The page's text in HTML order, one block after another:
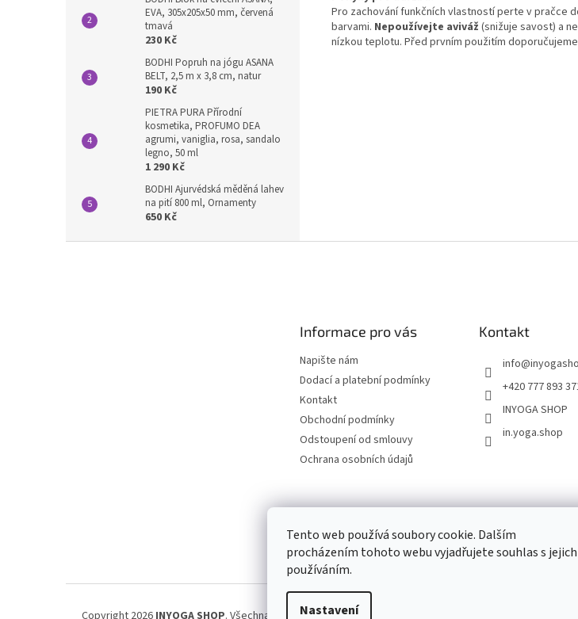
Tento web používá soubory cookie. Dalším
procházením tohoto webu vyjadřujete souhlas s jejich
používáním.
Nastavení
EVA, 305x205x50 mm, červená
tmavá
230 Kč
BODHI Popruh na jógu ASANA
BELT, 2,5 m x 3,8 cm, natur
190 Kč
PIETRA PURA Přírodní
kosmetika, PROFUMO DEA
agrumi, vaniglia, rosa, sandalo
legno, 50 ml
1 290 Kč
BODHI Ajurvédská měděná lahev
na pití 800 ml, Ornamenty
650 Kč
Pro zachování funkčních vlastností perte v pračce
barvami. Nepoužívejte aviváž (snižuje savost) a
nízkou teplotu. Před prvním použitím
Informace pro vás
Napište nám
Dodací a platební podmínky
Kontakt
Obchodní podmínky
Odstoupení od smlouvy
Ochrana osobních údajů
Kontakt
info@
+420 777 893
INYOGA SHOP
in.yoga.shop
Kontakt
Copyright 2026 INYOGA SHOP. Všechna práva vyhrazena.Upravit nastavení cookies